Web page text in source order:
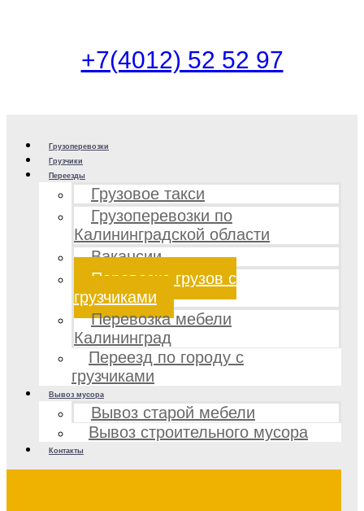
+7(4012) 52 52 97
Грузоперевозки
Грузчики
Переезды
Грузовое такси
Грузоперевозки по
Калининградской области
Вакансии
Перевозка грузов с
грузчиками
Перевозка мебели
Калининград
Переезд по городу с
грузчиками
Вывоз мусора
Вывоз старой мебели
Вывоз строительного мусора
Контакты